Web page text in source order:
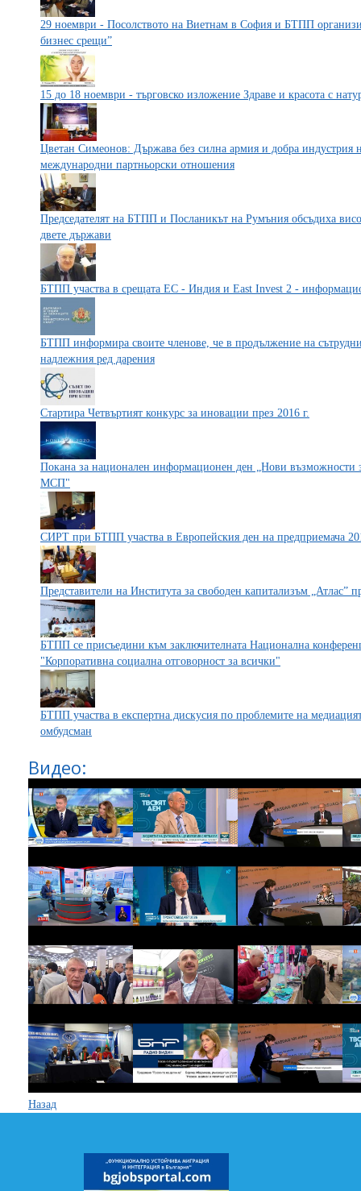
29 ноември - Посолството на Виетнам в София и БТПП
бизнес срещи”
15 до 18 ноември - търговско изложение Здраве и красота с
Цветан Симеонов: Държава без силна армия и добра индустрия
международни партньорски отношения
Председателят на БТПП и Посланикът на Румъния обсъдиха
двете държави
БТПП участва в срещата ЕС - Индия и East Invest 2 -
БТПП информира своите членове, че в продължение на
надлежния ред дарения
Стартира Четвъртият конкурс за иновации през 2016 г.
Покана за национален информационен ден „Нови възможности
МСП"
СИРТ при БТПП участва в Европейския ден на предприемача
Представители на Института за свободен капитализъм „Атлас”
БТПП се присъедини към заключителната Национална
"Корпоративна социална отговорност за всички"
БТПП участва в експертна дискусия по проблемите на
омбудсман
Видео:
Назад